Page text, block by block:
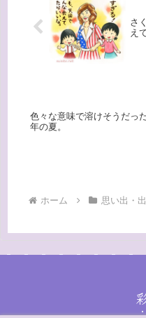
さ
え
色々な意味で溶けそうだっ
年の夏。
ホーム 思い出・